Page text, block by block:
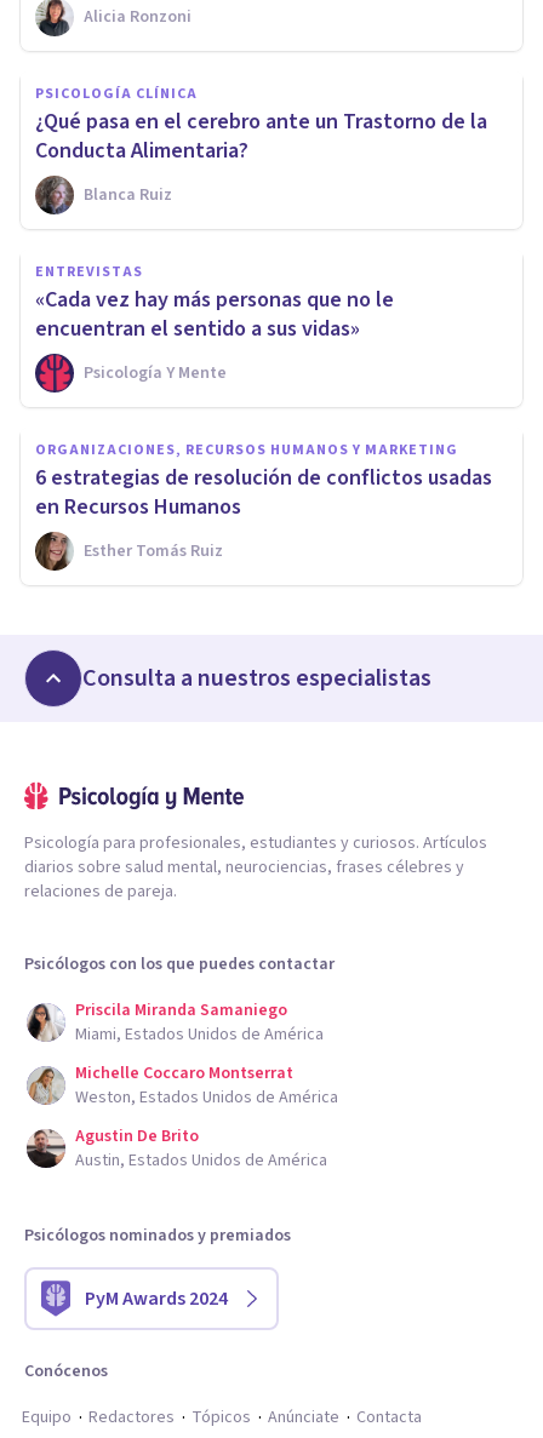
Alicia Ronzoni
PSICOLOGÍA CLÍNICA
¿Qué pasa en el cerebro ante un Trastorno de la
Conducta Alimentaria?
Blanca Ruiz
ENTREVISTAS
«Cada vez hay más personas que no le
encuentran el sentido a sus vidas»
Psicología Y Mente
ORGANIZACIONES, RECURSOS HUMANOS Y MARKETING
6 estrategias de resolución de conflictos usadas
en Recursos Humanos
Esther Tomás Ruiz
Consulta a nuestros especialistas
Psicología para profesionales, estudiantes y curiosos. Artículos
diarios sobre salud mental, neurociencias, frases célebres y
relaciones de pareja.
Psicólogos con los que puedes contactar
Priscila Miranda Samaniego
Miami, Estados Unidos de América
Michelle Coccaro Montserrat
Weston, Estados Unidos de América
Agustin De Brito
Austin, Estados Unidos de América
Psicólogos nominados y premiados
PyM Awards 2024
Conócenos
Equipo
Redactores Tópicos Anúnciate Contacta